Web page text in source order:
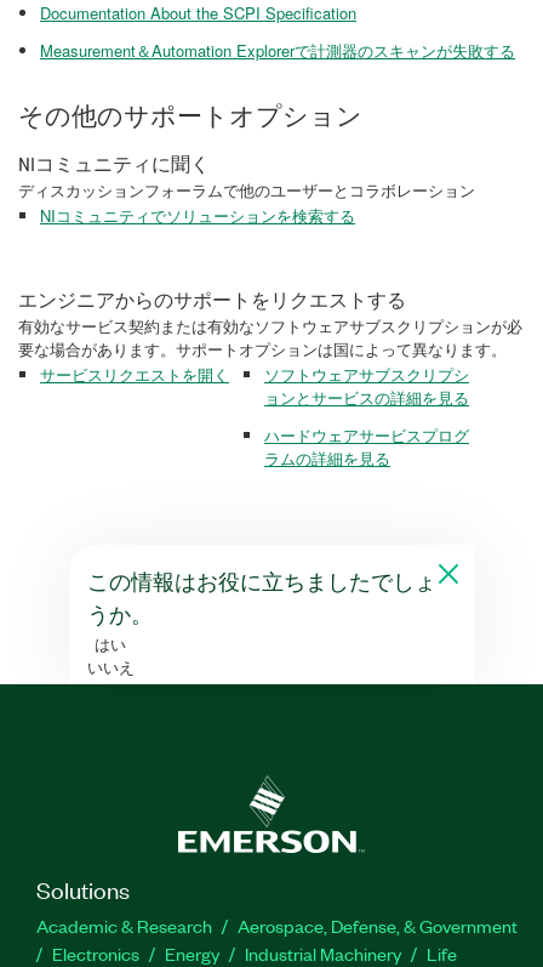
Documentation About the SCPI Specification
Measurement＆Automation Explorerで計測器のスキャンが失敗する
その他のサポートオプション
NIコミュニティに聞く
ディスカッションフォーラムで他のユーザーとコラボレーション
NIコミュニティでソリューションを検索する
エンジニアからのサポートをリクエストする
有効なサービス契約または有効なソフトウェアサブスクリプションが必
要な場合があります。サポートオプションは国によって異なります。
サービスリクエストを開く
ソフトウェアサブスクリプシ
ョンとサービスの詳細を見る
ハードウェアサービスプログ
ラムの詳細を見る
この情報はお役に立ちましたでしょ
うか。
はい
いいえ
Solutions
Academic & Research
Aerospace, Defense, & Government
Electronics
Energy Industrial Machinery
Life